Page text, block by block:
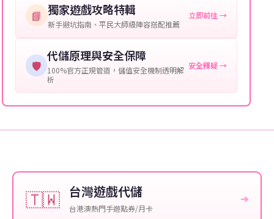
📘 獨家遊戲攻略特輯
新手避坑指南、平民大師級陣容搭配推薦
立即前往 →
🛡️
代儲原理與安全保障
100%官方正規管道，儲值安全機制透明解
析
安全釋疑 →
🇹🇼 台灣遊戲代儲
台港澳熱門手遊點券/月卡
➔